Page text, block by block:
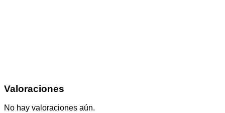
Valoraciones
No hay valoraciones aún.